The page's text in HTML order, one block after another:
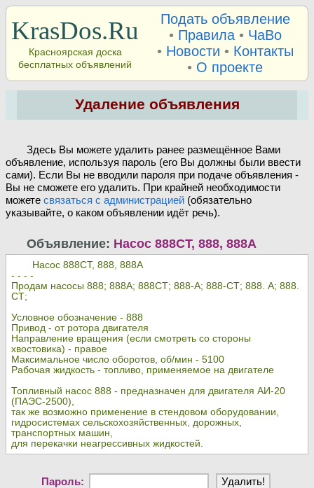
KrasDos.Ru
Красноярская доска
бесплатных объявлений
Подать объявление
• Правила• ЧаВо
• Новости • Контакты
• О проекте
Удаление объявления
Здесь Вы можете удалить ранее размещённое Вами
объявление, используя пароль (его Вы должны были ввести
сами). Если Вы не вводили пароля при подаче объявления -
Вы не сможете его удалить. При крайней необходимости
можете связаться с администрацией(обязательно
указывайте, о каком объявлении идёт речь).
Объявление: Насос 888СТ, 888, 888А
Насос 888СТ, 888, 888А
- - - -
Продам насосы 888; 888А; 888СТ; 888-А; 888-СТ; 888. А; 888.
СТ;
Условное обозначение - 888
Привод - от ротора двигателя
Направление вращения (если смотреть со стороны
хвостовика) - правое
Максимальное число оборотов, об/мин - 5100
Рабочая жидкость - топливо, применяемое на двигателе
Топливный насос 888 - предназначен для двигателя АИ-20
(ПАЭС-2500),
так же возможно применение в стендовом оборудовании,
гидросистемах сельскохозяйственных, дорожных,
транспортных машин,
для перекачки неагрессивных жидкостей.
Пароль: